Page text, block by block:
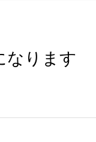
なります